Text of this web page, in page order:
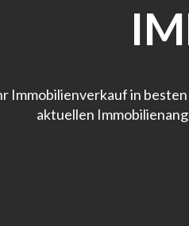
Immobilienverkauf in
aktuellen